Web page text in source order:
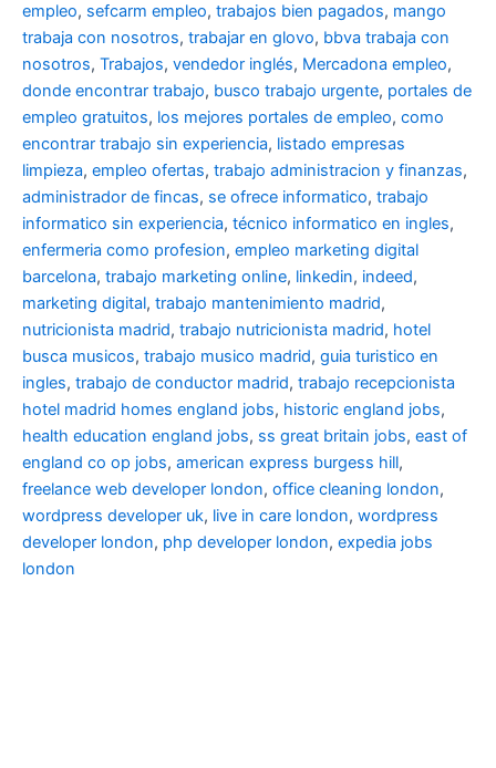
empleo, sefcarm empleo, trabajos bien pagados, mango
trabaja con nosotros, trabajar en glovo, bbva trabaja con
nosotros, Trabajos, vendedor inglés, Mercadona empleo,
donde encontrar trabajo, busco trabajo urgente, portales de
empleo gratuitos, los mejores portales de empleo, como
encontrar trabajo sin experiencia, listado empresas
limpieza, empleo ofertas, trabajo administracion y finanzas,
administrador de fincas, se ofrece informatico, trabajo
informatico sin experiencia, técnico informatico en ingles,
enfermeria como profesion, empleo marketing digital
barcelona, trabajo marketing online, linkedin, indeed,
marketing digital, trabajo mantenimiento madrid,
nutricionista madrid, trabajo nutricionista madrid, hotel
busca musicos, trabajo musico madrid, guia turistico en
ingles, trabajo de conductor madrid, trabajo recepcionista
hotel madrid homes england jobs, historic england jobs,
health education england jobs, ss great britain jobs, east of
england co op jobs, american express burgess hill,
freelance web developer london, office cleaning london,
wordpress developer uk, live in care london, wordpress
developer london, php developer london, expedia jobs
london